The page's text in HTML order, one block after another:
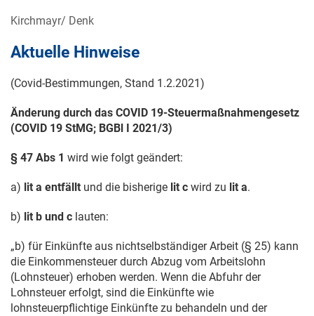
Kirchmayr/ Denk
Aktuelle Hinweise
(Covid-Bestimmungen, Stand 1.2.2021 )
Änderung durch das COVID 19-Steuermaßnahmengesetz
(COVID 19 StMG; BGBl I 2021/3)
§ 47 Abs 1 wird wie folgt geändert:
a) lit a entfällt und die bisherige lit c wird zu lit a.
b) lit b und c lauten:
„b) für Einkünfte aus nichtselbständiger Arbeit (§ 25) kann
die Einkommensteuer durch Abzug vom Arbeitslohn
(Lohnsteuer) erhoben werden. Wenn die Abfuhr der
Lohnsteuer erfolgt, sind die Einkünfte wie
lohnsteuerpflichtige Einkünfte zu behandeln und der